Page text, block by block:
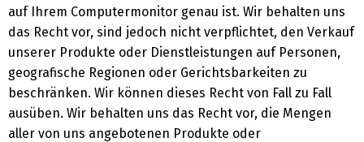
auf Ihrem Computermonitor genau ist. Wir behalten uns
das Recht vor, sind jedoch nicht verpflichtet, den Verkauf
unserer Produkte oder Dienstleistungen auf Personen,
geografische Regionen oder Gerichtsbarkeiten zu
beschränken. Wir können dieses Recht von Fall zu Fall
ausüben. Wir behalten uns das Recht vor, die Mengen
aller von uns angebotenen Produkte oder